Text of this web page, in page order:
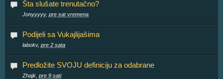
Šta slušate trenutačno?
Jonyyyyy, pre sat vremena
Podijeli sa Vukajlijašima
labokv, pre 2 sata
Predložite SVOJU definiciju za odabrane
Zhajk, pre 9 sati